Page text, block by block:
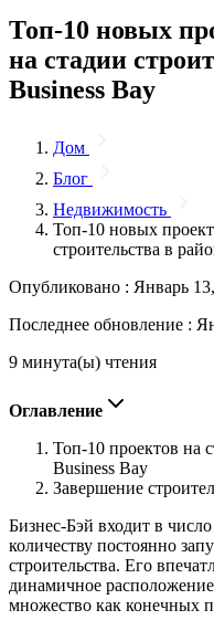
Топ-10 новых
на стадии
Business Bay
Дом
Блог
Недвижимость
Топ-10 новых
строительства в
Опубликовано : Январь
Последнее обновление :
9 минута(ы) чтения
Оглавление
Топ-10 проектов на
Business Bay
Завершение
Бизнес-Бэй входит в
количеству постоянно
строительства. Его
динамичное
множество как конечных